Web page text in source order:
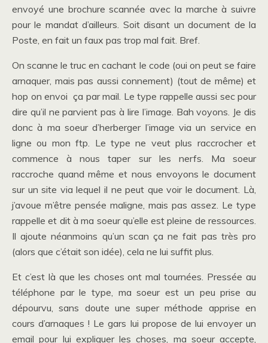
envoyé une brochure scannée avec la marche à suivre
pour le mandat d’ailleurs. Soit disant un document de la
Poste, en fait un faux pas trop mal fait. Bref.
On scanne le truc en cachant le code (oui on peut se faire
arnaquer, mais pas aussi connement) (tout de même) et
hop on envoi ça par mail. Le type rappelle aussi sec pour
dire qu’il ne parvient pas à lire l’image. Bah voyons. Je dis
donc à ma soeur d’herberger l’image via un service en
ligne ou mon ftp. Le type ne veut plus raccrocher et
commence à nous taper sur les nerfs. Ma soeur
raccroche quand même et nous envoyons le document
sur un site via lequel il ne peut que voir le document. Là,
j’avoue m’être pensée maligne, mais pas assez. Le type
rappelle et dit à ma soeur qu’elle est pleine de ressources.
Il ajoute néanmoins qu’un scan ça ne fait pas très pro
(alors que c’était son idée), cela ne lui suffit plus.
Et c’est là que les choses ont mal tournées. Pressée au
téléphone par le type, ma soeur est un peu prise au
dépourvu, sans doute une super méthode apprise en
cours d’arnaques ! Le gars lui propose de lui envoyer un
email pour lui expliquer les choses, ma soeur accepte,